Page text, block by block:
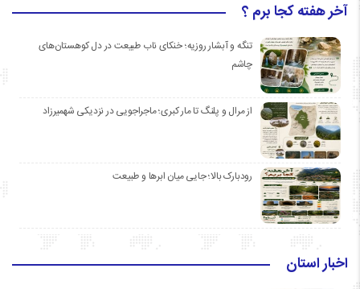
آخر هفته کجا برم ؟
تنگه و آبشار روزیه؛ خنکای ناب طبیعت در دل کوهستان‌های
چاشم
از مرال و پلنگ تا مار کبری؛ ماجراجویی در نزدیکی شهمیرزاد
رودبارک بالا؛ جایی میان ابرها و طبیعت
اخبار استان